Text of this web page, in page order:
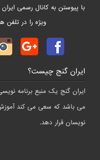
با پیوستن به کانال رسمی
ویژه را در تلفن
ایران گنج چیست؟
ایران گنج یک منبع برنامه
می باشد که سعی می کند آموزش
نویسان قرار دهد.